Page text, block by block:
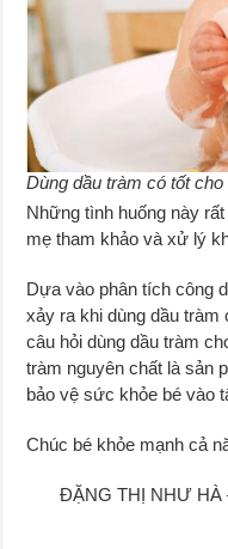
Dùng dầu tràm có tốt
Những tình huống này
mẹ tham khảo và xử lý
Dựa vào phân tích công
xảy ra khi dùng dầu
câu hỏi dùng dầu tràm
tràm nguyên chất là sản
bảo vệ sức khỏe bé vào
Chúc bé khỏe mạnh cả
ĐẶNG THỊ NHƯ HÀ